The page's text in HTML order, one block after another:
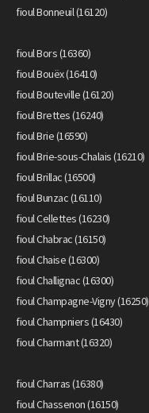
fioul Bonneuil (16120)
fioul Bors (16360)
fioul Bouëx (16410)
fioul Bouteville (16120)
fioul Brettes (16240)
fioul Brie (16590)
fioul Brie-sous-Chalais (16210)
fioul Brillac (16500)
fioul Bunzac (16110)
fioul Cellettes (16230)
fioul Chabrac (16150)
fioul Chaise (16300)
fioul Challignac (16300)
fioul Champagne-Vigny (16250)
fioul Champniers (16430)
fioul Charmant (16320)
fioul Charras (16380)
fioul Chassenon (16150)